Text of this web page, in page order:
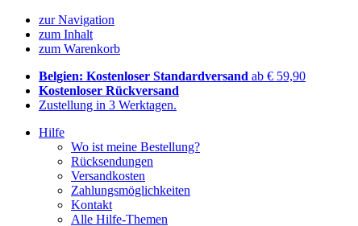
zur Navigation
zum Inhalt
zum Warenkorb
Belgien: Kostenloser Standardversand ab € 59,90
Kostenloser Rückversand
Zustellung in 3 Werktagen.
Hilfe
Wo ist meine Bestellung?
Rücksendungen
Versandkosten
Zahlungsmöglichkeiten
Kontakt
Alle Hilfe-Themen